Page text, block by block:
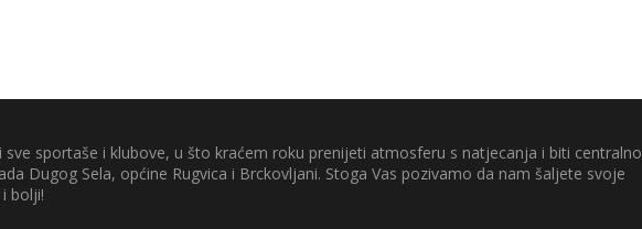
sportaše i klubove, u što kraćem roku prenijeti atmosferu s natjecanja i biti centralno
Dugog Sela, općine Rugvica i Brckovljani. Stoga Vas pozivamo da nam šaljete svoje
bolji!